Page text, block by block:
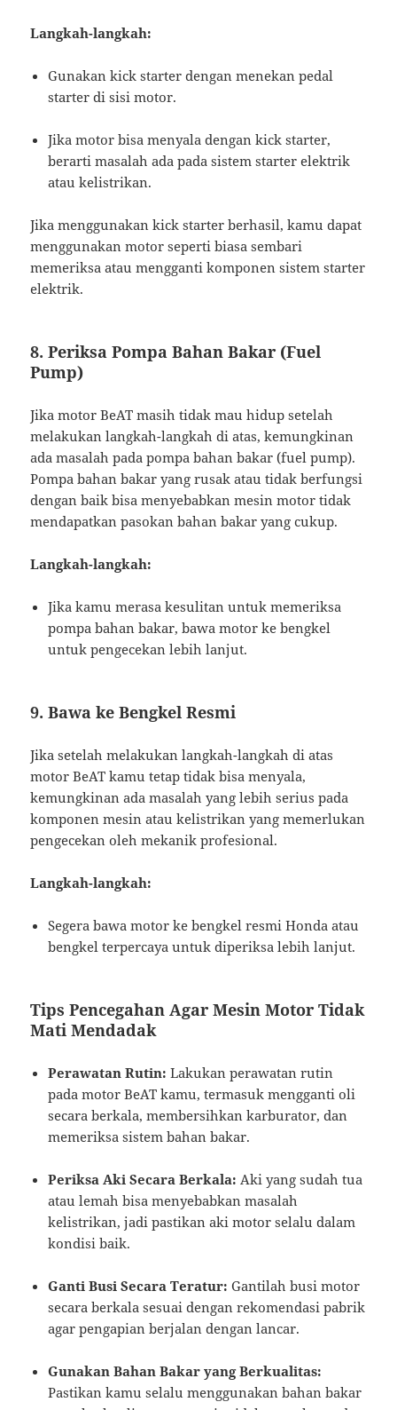
Langkah-langkah:
Gunakan kick starter dengan menekan pedal
starter di sisi motor.
Jika motor bisa menyala dengan kick starter,
berarti masalah ada pada sistem starter elektrik
atau kelistrikan.
Jika menggunakan kick starter berhasil, kamu dapat
menggunakan motor seperti biasa sembari
memeriksa atau mengganti komponen sistem starter
elektrik.
8. Periksa Pompa Bahan Bakar (Fuel
Pump)
Jika motor BeAT masih tidak mau hidup setelah
melakukan langkah-langkah di atas, kemungkinan
ada masalah pada pompa bahan bakar (fuel pump).
Pompa bahan bakar yang rusak atau tidak berfungsi
dengan baik bisa menyebabkan mesin motor tidak
mendapatkan pasokan bahan bakar yang cukup.
Langkah-langkah:
Jika kamu merasa kesulitan untuk memeriksa
pompa bahan bakar, bawa motor ke bengkel
untuk pengecekan lebih lanjut.
9. Bawa ke Bengkel Resmi
Jika setelah melakukan langkah-langkah di atas
motor BeAT kamu tetap tidak bisa menyala,
kemungkinan ada masalah yang lebih serius pada
komponen mesin atau kelistrikan yang memerlukan
pengecekan oleh mekanik profesional.
Langkah-langkah:
Segera bawa motor ke bengkel resmi Honda atau
bengkel terpercaya untuk diperiksa lebih lanjut.
Tips Pencegahan Agar Mesin Motor Tidak
Mati Mendadak
Perawatan Rutin: Lakukan perawatan rutin
pada motor BeAT kamu, termasuk mengganti oli
secara berkala, membersihkan karburator, dan
memeriksa sistem bahan bakar.
Periksa Aki Secara Berkala: Aki yang sudah tua
atau lemah bisa menyebabkan masalah
kelistrikan, jadi pastikan aki motor selalu dalam
kondisi baik.
Ganti Busi Secara Teratur: Gantilah busi motor
secara berkala sesuai dengan rekomendasi pabrik
agar pengapian berjalan dengan lancar.
Gunakan Bahan Bakar yang Berkualitas:
Pastikan kamu selalu menggunakan bahan bakar